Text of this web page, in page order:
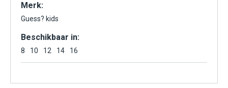
Merk:
Guess? kids
Beschikbaar in:
8 10 12 14 16